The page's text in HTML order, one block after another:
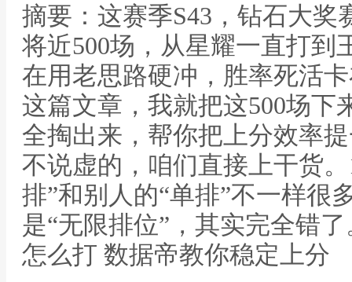
摘要：这赛季S43，钻石大
将近500场，从星耀一直打到
在用老思路硬冲，胜率死活
这篇文章，我就把这500场下
全掏出来，帮你把上分效率
不说虚的，咱们直接上干货
排”和别人的“单排”不一样很
是“无限排位”，其实完全错
怎么打 数据帝教你稳定上分